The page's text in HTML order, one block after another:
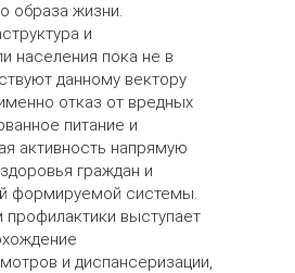
образа жизни.
и
населения пока не в
данному вектору
отказ от вредных
питание и
активность напрямую
граждан и
формируемой системы.
выступает
и диспансеризации,